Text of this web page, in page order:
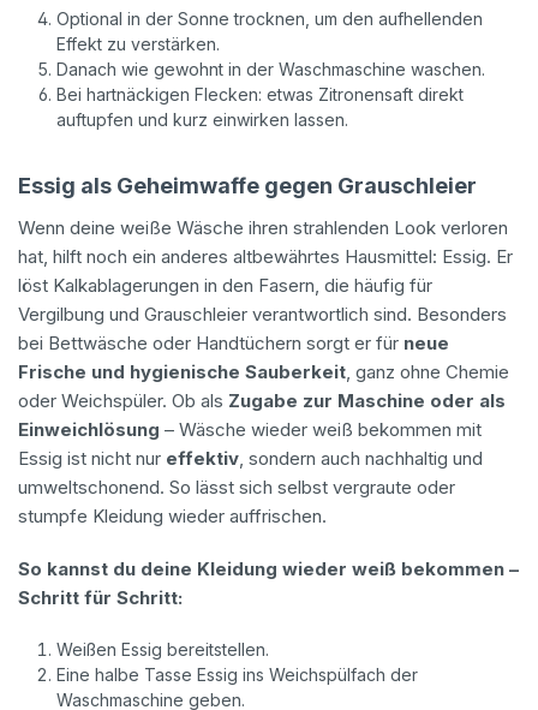
Optional in der Sonne trocknen, um den aufhellenden
Effekt zu verstärken.
Danach wie gewohnt in der Waschmaschine waschen.
Bei hartnäckigen Flecken: etwas Zitronensaft direkt
auftupfen und kurz einwirken lassen.
Essig als Geheimwaffe gegen Grauschleier
Wenn deine weiße Wäsche ihren strahlenden Look verloren
hat, hilft noch ein anderes altbewährtes Hausmittel: Essig. Er
löst Kalkablagerungen in den Fasern, die häufig für
Vergilbung und Grauschleier verantwortlich sind. Besonders
bei Bettwäsche oder Handtüchern sorgt er für neue
Frische und hygienische Sauberkeit, ganz ohne Chemie
oder Weichspüler. Ob als Zugabe zur Maschine oder als
Einweichlösung – Wäsche wieder weiß bekommen mit
Essig ist nicht nur effektiv, sondern auch nachhaltig und
umweltschonend. So lässt sich selbst vergraute oder
stumpfe Kleidung wieder auffrischen.
So kannst du deine Kleidung wieder weiß bekommen –
Schritt für Schritt:
Weißen Essig bereitstellen.
Eine halbe Tasse Essig ins Weichspülfach der
Waschmaschine geben.